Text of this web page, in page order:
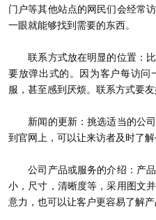
门户等其他站点的网民们会经常
一眼就能够找到需要的东西。
联系方式放在明显的位置：比
要放弹出式的。因为客户每访
服，甚至感到厌烦。联系方式要
新闻的更新：挑选适当的公司
到官网上，可以让来访者及时了
公司产品或服务的介绍：产品
小，尺寸，清晰度等，采用图文
意力，也可以让客户更容易了解产